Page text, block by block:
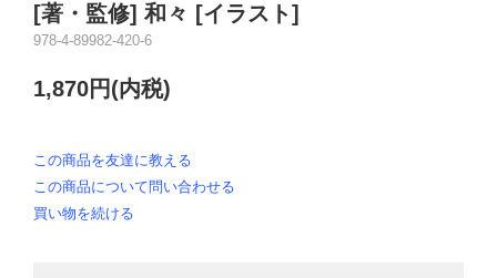
[著・監修] 和々 [イラスト]
978-4-89982-420-6
1,870円(内税)
この商品を友達に教える
この商品について問い合わせる
買い物を続ける